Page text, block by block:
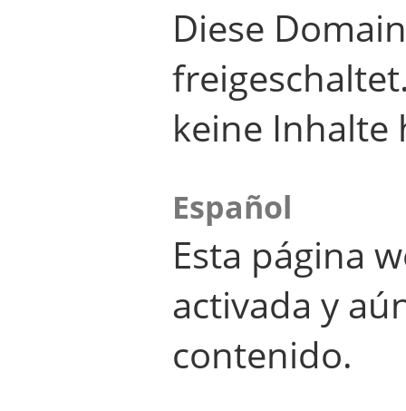
Diese
keine Inhalte
Español
Esta página
activada y
contenido.